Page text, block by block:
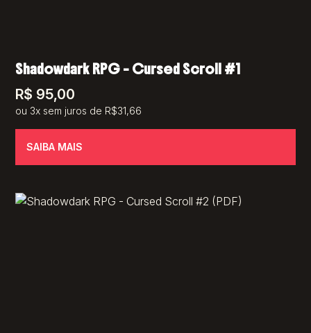
Shadowdark RPG – Cursed Scroll #1
R$ 95,00
ou 3x sem juros de R$31,66
SAIBA MAIS